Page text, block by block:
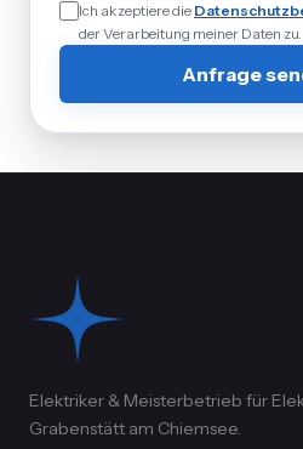
Ich akzeptiere die
der Verarbeitung meiner Daten zu.
Anfrage
Elektriker & Meisterbetrieb für
Grabenstätt am Chiemsee.